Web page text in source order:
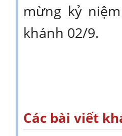
mừng kỷ
khánh 02/9.
Các bài viết